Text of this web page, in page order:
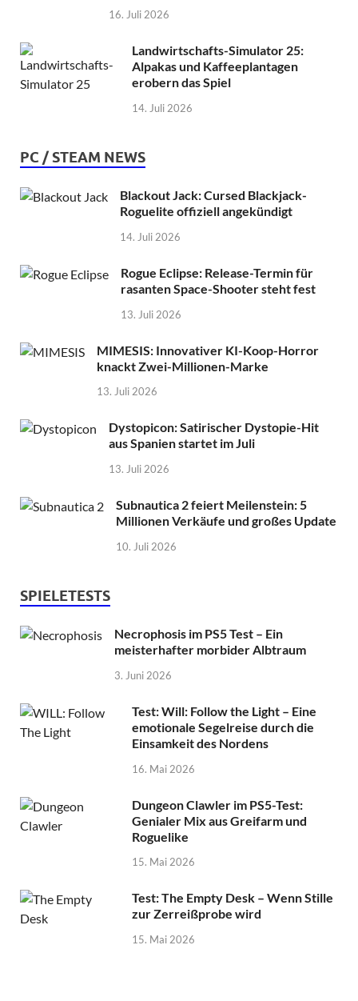
16. Juli 2026
Landwirtschafts-Simulator 25:
Alpakas und Kaffeeplantagen
erobern das Spiel
14. Juli 2026
PC / STEAM NEWS
Blackout Jack: Cursed Blackjack-
Roguelite offiziell angekündigt
14. Juli 2026
Rogue Eclipse: Release-Termin für
rasanten Space-Shooter steht fest
13. Juli 2026
MIMESIS: Innovativer KI-Koop-Horror
knackt Zwei-Millionen-Marke
13. Juli 2026
Dystopicon: Satirischer Dystopie-Hit
aus Spanien startet im Juli
13. Juli 2026
Subnautica 2 feiert Meilenstein: 5
Millionen Verkäufe und großes Update
10. Juli 2026
SPIELETESTS
Necrophosis im PS5 Test – Ein
meisterhafter morbider Albtraum
3. Juni 2026
Test: Will: Follow the Light – Eine
emotionale Segelreise durch die
Einsamkeit des Nordens
16. Mai 2026
Dungeon Clawler im PS5-Test:
Genialer Mix aus Greifarm und
Roguelike
15. Mai 2026
Test: The Empty Desk – Wenn Stille
zur Zerreißprobe wird
15. Mai 2026